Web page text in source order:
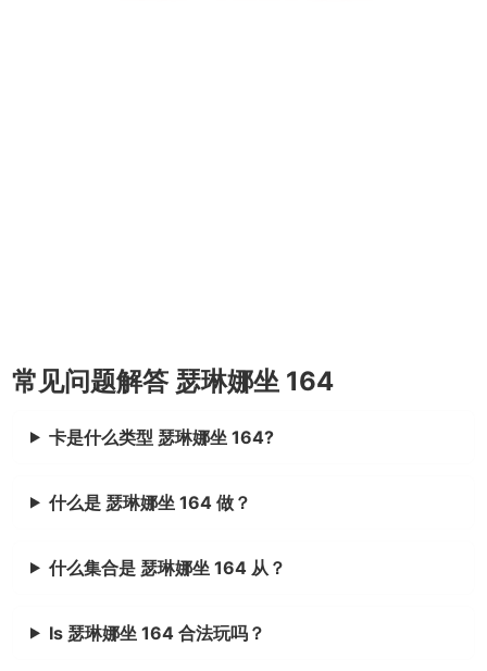
常见问题解答 瑟琳娜坐 164
卡是什么类型 瑟琳娜坐 164?
什么是 瑟琳娜坐 164 做？
什么集合是 瑟琳娜坐 164 从？
Is 瑟琳娜坐 164 合法玩吗？